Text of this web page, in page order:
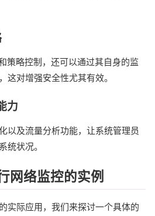
策略控制，还可以通过其自身的监
这对增强安全性尤其有效。
力
以及流量分析功能，让系统管理员
统状况。
网络监控的实例
实际应用，我们来探讨一个具体的